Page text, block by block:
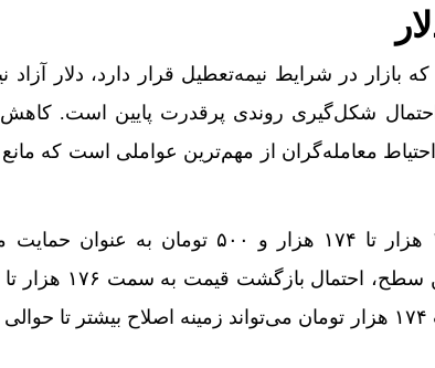
که بازار در شرایط نیمه‌تعطیل قرار دارد، دلار
شکل‌گیری روندی پرقدرت پایین است.
معامله‌گران از مهم‌ترین عواملی است که
از نگاه تکنیکال، محدوده ۱۷۴ هزار تا ۱۷۴ هزار و ۵۰۰